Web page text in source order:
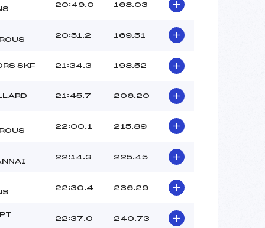
20:49.0 168.03
20:51.2 169.51
SKF 21:34.3 198.52
21:45.7 206.20
22:00.1 215.89
22:14.3 225.45
22:30.4 236.29
22:37.0 240.73